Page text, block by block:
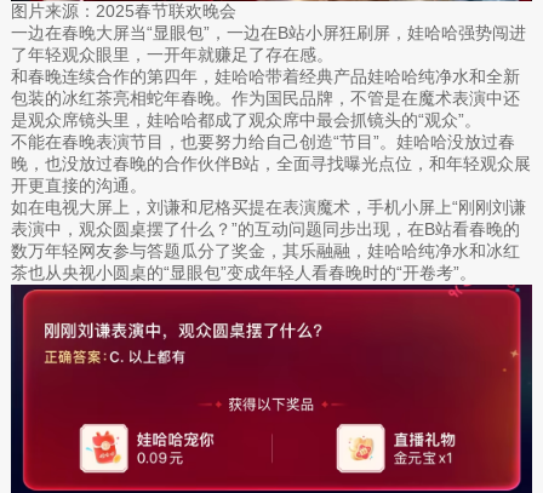
图片来源：2025春节联欢晚会
一边在春晚大屏当“显眼包”，一边在B站小屏狂刷屏，娃哈哈强势闯进
了年轻观众眼里，一开年就赚足了存在感。
和春晚连续合作的第四年，娃哈哈带着经典产品娃哈哈纯净水和全新
包装的冰红茶亮相蛇年春晚。作为国民品牌，不管是在魔术表演中还
是观众席镜头里，娃哈哈都成了观众席中最会抓镜头的“观众”。
不能在春晚表演节目，也要努力给自己创造“节目”。娃哈哈没放过春
晚，也没放过春晚的合作伙伴B站，全面寻找曝光点位，和年轻观众展
开更直接的沟通。
如在电视大屏上，刘谦和尼格买提在表演魔术，手机小屏上“刚刚刘谦
表演中，观众圆桌摆了什么？”的互动问题同步出现，在B站看春晚的
数万年轻网友参与答题瓜分了奖金，其乐融融，娃哈哈纯净水和冰红
茶也从央视小圆桌的“显眼包”变成年轻人看春晚时的“开卷考”。